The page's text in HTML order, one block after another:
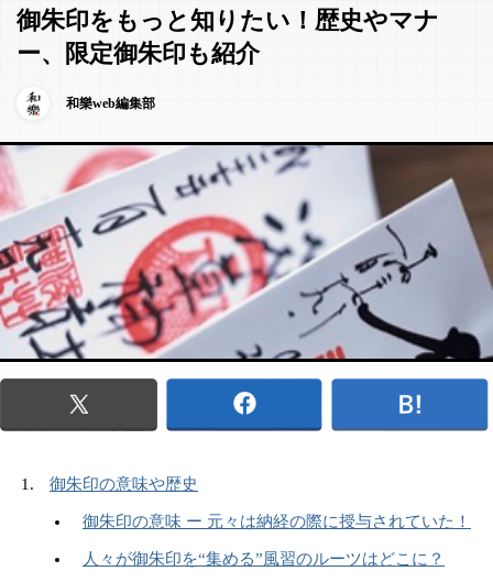
御朱印をもっと知りたい！歴史やマナ
ー、限定御朱印も紹介
和樂web編集部
御朱印の意味や歴史
御朱印の意味 ー 元々は納経の際に授与されていた！
人々が御朱印を“集める”風習のルーツはどこに？